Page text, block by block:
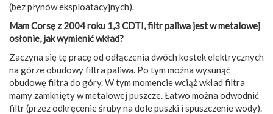
(bez płynów eksploatacyjnych).
Mam Corsę z 2004 roku 1,3 CDTI, filtr paliwa jest w metalowej
osłonie, jak wymienić wkład?
Zaczyna się tę pracę od odłączenia dwóch kostek elektrycznych
na górze obudowy filtra paliwa. Po tym można wysunąć
obudowę filtra do góry. W tym momencie wciąż wkład filtra
mamy zamknięty w metalowej puszcze. Łatwo można odwodnić
filtr (przez odkręcenie śruby na dole puszki i spuszczenie wody).